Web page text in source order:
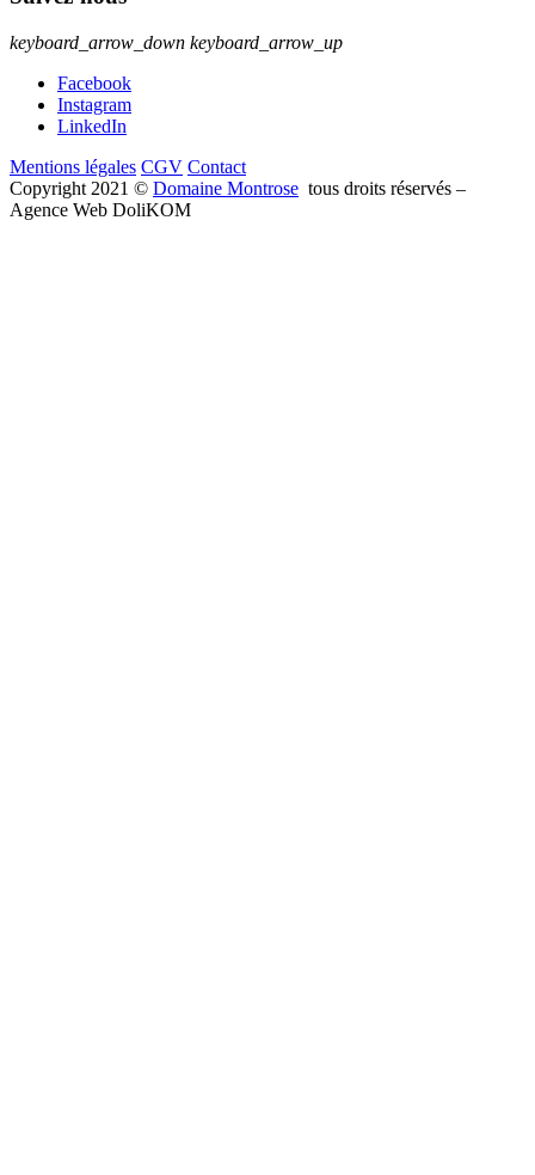
keyboard_arrow_down keyboard_arrow_up
Facebook
Instagram
LinkedIn
Mentions légales CGV Contact
Copyright 2021 © Domaine Montrose tous droits réservés –
Agence Web DoliKOM